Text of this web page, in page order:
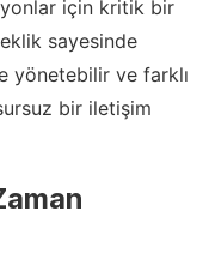
için kritik bir
sayesinde
yönetebilir ve farklı
bir iletişim